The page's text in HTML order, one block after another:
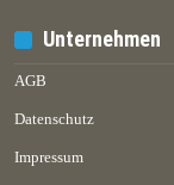
Unternehmen
AGB
Datenschutz
Impressum